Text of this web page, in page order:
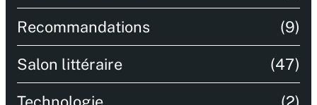
Recommandations (9)
Salon littéraire (47)